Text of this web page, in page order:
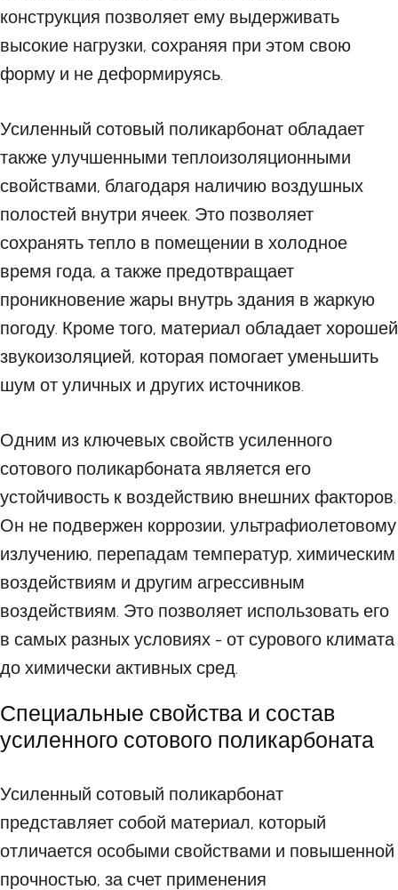
конструкция позволяет ему выдерживать
высокие нагрузки, сохраняя при этом свою
форму и не деформируясь.
Усиленный сотовый поликарбонат обладает
также улучшенными теплоизоляционными
свойствами, благодаря наличию воздушных
полостей внутри ячеек. Это позволяет
сохранять тепло в помещении в холодное
время года, а также предотвращает
проникновение жары внутрь здания в жаркую
погоду. Кроме того, материал обладает хорошей
звукоизоляцией, которая помогает уменьшить
шум от уличных и других источников.
Одним из ключевых свойств усиленного
сотового поликарбоната является его
устойчивость к воздействию внешних факторов.
Он не подвержен коррозии, ультрафиолетовому
излучению, перепадам температур, химическим
воздействиям и другим агрессивным
воздействиям. Это позволяет использовать его
в самых разных условиях - от сурового климата
до химически активных сред.
Специальные свойства и состав
усиленного сотового поликарбоната
Усиленный сотовый поликарбонат
представляет собой материал, который
отличается особыми свойствами и повышенной
прочностью, за счет применения